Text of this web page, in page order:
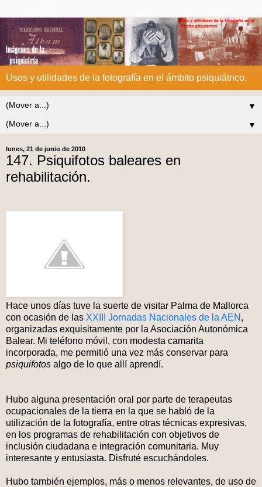
Usos y utilidades de la fotografía en el ámbito psiquiátrico.
▼
▼
lunes, 21 de junio de 2010
147. Psiquifotos baleares en
rehabilitación.
Hace unos días tuve la suerte de visitar Palma de Mallorca
con ocasión de las XXIII Jornadas Nacionales de la AEN ,
organizadas exquisitamente por la Asociación Autonómica
Balear. Mi teléfono móvil, con modesta camarita
incorporada, me permitió una vez más conservar para
psiquifotos algo de lo que allí aprendí.
Hubo alguna presentación oral por parte de terapeutas
ocupacionales de la tierra en la que se habló de la
utilización de la fotografía, entre otras técnicas expresivas,
en los programas de rehabilitación con objetivos de
inclusión ciudadana e integración comunitaria. Muy
interesante y entusiasta. Disfruté escuchándoles.
Hubo también ejemplos, más o menos relevantes, de uso de